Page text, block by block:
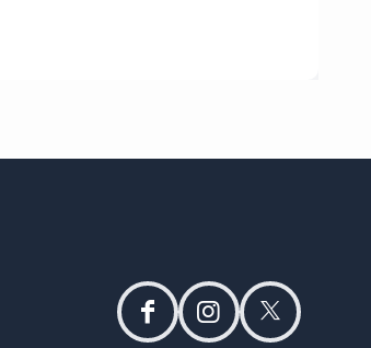
facebookinstagramtwitter